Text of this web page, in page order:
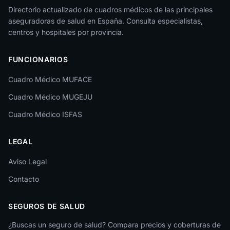
Jaén
La Rioja
León
Lleida
Lugo
Málaga
Melilla
Murcia
Directorio actualizado de cuadros médicos de las principales
aseguradoras de salud en España. Consulta especialistas,
centros y hospitales por provincia.
FUNCIONARIOS
Cuadro Médico MUFACE
Cuadro Médico MUGEJU
Cuadro Médico ISFAS
LEGAL
Aviso Legal
Contacto
SEGUROS DE SALUD
¿Buscas un seguro de salud? Compara precios y coberturas de